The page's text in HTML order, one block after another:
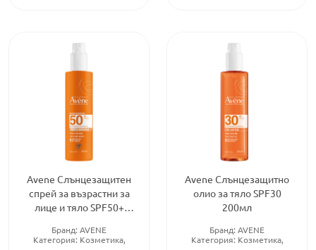
Avene Слънцезащитен
спрей за възрастни за
лице и тяло SPF50+
Бранд: AVENE
Категория: Козметика,
Avene Слънцезащитно
олио за тяло SPF30
200мл
Бранд: AVENE
Категория: Козметика,